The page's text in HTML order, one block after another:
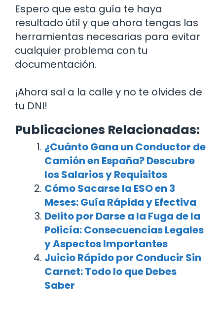
Espero que esta guía te haya
resultado útil y que ahora tengas las
herramientas necesarias para evitar
cualquier problema con tu
documentación.
¡Ahora sal a la calle y no te olvides de
tu DNI!
Publicaciones Relacionadas:
¿Cuánto Gana un Conductor de
Camión en España? Descubre
los Salarios y Requisitos
Cómo Sacarse la ESO en 3
Meses: Guía Rápida y Efectiva
Delito por Darse a la Fuga de la
Policía: Consecuencias Legales
y Aspectos Importantes
Juicio Rápido por Conducir Sin
Carnet: Todo lo que Debes
Saber